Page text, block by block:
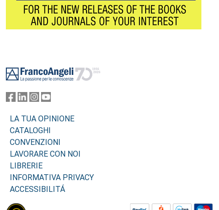
LA TUA OPINIONE
CATALOGHI
CONVENZIONI
LAVORARE CON NOI
LIBRERIE
INFORMATIVA PRIVACY
ACCESSIBILITÁ